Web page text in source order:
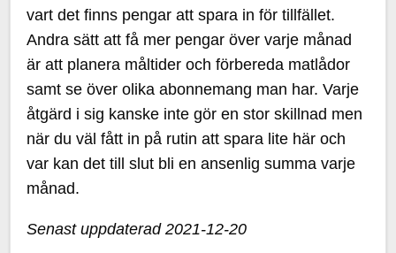
vart det finns pengar att spara in för tillfället.
Andra sätt att få mer pengar över varje månad
är att planera måltider och förbereda matlådor
samt se över olika abonnemang man har. Varje
åtgärd i sig kanske inte gör en stor skillnad men
när du väl fått in på rutin att spara lite här och
var kan det till slut bli en ansenlig summa varje
månad.
Senast uppdaterad 2021-12-20